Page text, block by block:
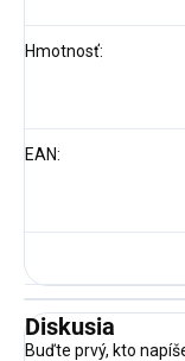
Hmotnosť:
EAN:
Diskusia
Buďte prvý, kto